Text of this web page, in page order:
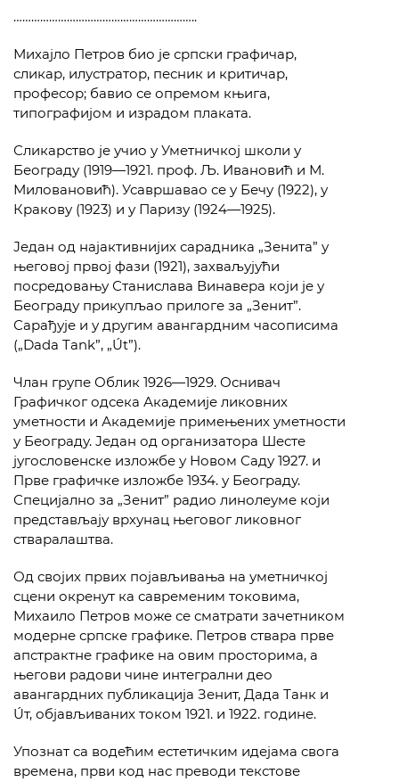
……………………………………………………..
Михајло Петров био је српски графичар,
сликар, илустратор, песник и критичар,
професор; бавио се опремом књига,
типографијом и израдом плаката.
Сликарство је учио у Уметничкој школи у
Београду (1919—1921. проф. Љ. Ивановић и М.
Миловановић). Усавршавао се у Бечу (1922), у
Кракову (1923) и у Паризу (1924—1925).
Један од најактивнијих сарадника „Зенита” у
његовој првој фази (1921), захваљујући
посредовању Станислава Винавера који је у
Београду прикупљао прилоге за „Зенит”.
Сарађује и у другим авангардним часописима
(„Dada Tank”, „Út”).
Члан групе Облик 1926—1929. Оснивач
Графичког одсека Академије ликовних
уметности и Академије примењених уметности
у Београду. Један од организатора Шесте
југословенске изложбе у Новом Саду 1927. и
Прве графичке изложбе 1934. у Београду.
Специјално за „Зенит” радио линолеуме који
представљају врхунац његовог ликовног
стваралаштва.
Од својих првих појављивања на уметничкој
сцени окренут ка савременим токовима,
Михаило Петров може се сматрати зачетником
модерне српске графике. Петров ствара прве
апстрактне графике на овим просторима, а
његови радови чине интегрални део
авангардних публикација Зенит, Дада Танк и
Úт, објављиваних током 1921. и 1922. године.
Упознат са водећим естетичким идејама свога
времена, први код нас преводи текстове